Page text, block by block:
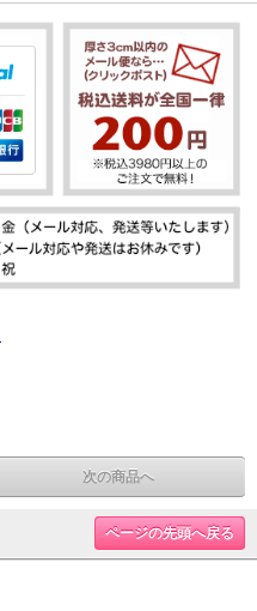
次の商品へ
ページの先頭へ戻る